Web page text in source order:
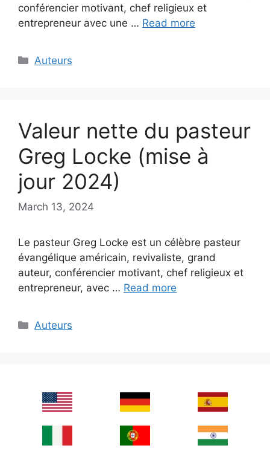
conférencier motivant, chef religieux et
entrepreneur avec une … Read more
Categories
Auteurs
Valeur nette du pasteur
Greg Locke (mise à
jour 2024)
March 13, 2024
Le pasteur Greg Locke est un célèbre pasteur
évangélique américain, revivaliste, grand
auteur, conférencier motivant, chef religieux et
entrepreneur, avec … Read more
Categories
Auteurs